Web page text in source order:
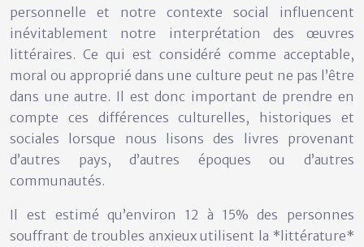
personnelle et notre contexte social influencent
inévitablement notre interprétation des œuvres
littéraires. Ce qui est considéré comme acceptable,
moral ou approprié dans une culture peut ne pas l’être
dans une autre. Il est donc important de prendre en
compte ces différences culturelles, historiques et
sociales lorsque nous lisons des livres provenant
d’autres pays, d’autres époques ou d’autres
communautés.
Il est estimé qu’environ 12 à 15% des personnes
souffrant de troubles anxieux utilisent la *littérature*